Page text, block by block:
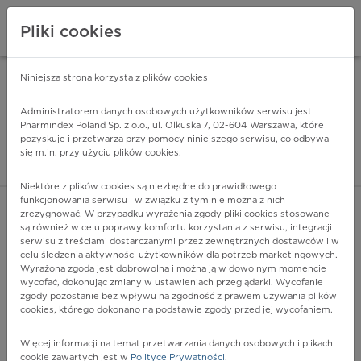
Pharmindex - lider
ZALOGUJ SIĘ
G54.3 - Zaburzenia korzeni nerwów rdzeniowych
piersiowych niesklasyfikowane gdzie indziej
Więcej na lekiicd10.pl
Pliki cookies
Niniejsza strona korzysta z plików cookies
Administratorem danych osobowych użytkowników serwisu jest
Pharmindex Poland Sp. z o.o., ul. Olkuska 7, 02-604 Warszawa, które
pozyskuje i przetwarza przy pomocy niniejszego serwisu, co odbywa
się m.in. przy użyciu plików cookies.
Niektóre z plików cookies są niezbędne do prawidłowego
funkcjonowania serwisu i w związku z tym nie można z nich
zrezygnować. W przypadku wyrażenia zgody pliki cookies stosowane
są również w celu poprawy komfortu korzystania z serwisu, integracji
serwisu z treściami dostarczanymi przez zewnętrznych dostawców i w
celu śledzenia aktywności użytkowników dla potrzeb marketingowych.
Wyrażona zgoda jest dobrowolna i można ją w dowolnym momencie
wycofać, dokonując zmiany w ustawieniach przeglądarki. Wycofanie
zgody pozostanie bez wpływu na zgodność z prawem używania plików
cookies, którego dokonano na podstawie zgody przed jej wycofaniem.
Więcej informacji na temat przetwarzania danych osobowych i plikach
cookie zawartych jest w Polityce Prywatności.
ZA DARMO - w Google Play INSTALUJ